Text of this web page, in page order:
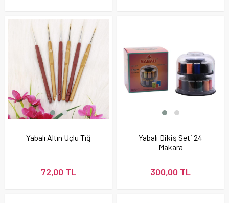
Yabalı Altın Uçlu Tığ
72,00 TL
Yabalı Dikiş Seti 24
Makara
300,00 TL